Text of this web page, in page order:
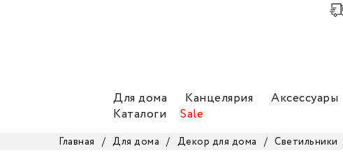
Для дома Канцелярия Аксессуары
Каталоги
Sale
Главная / Для дома / Декор для дома / Светильники